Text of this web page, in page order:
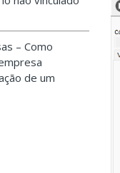
– Como
de um